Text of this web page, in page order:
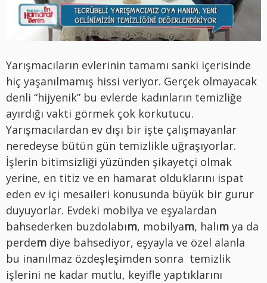
Yarışmacıların evlerinin tamamı sanki içerisinde
hiç yaşanılmamış hissi veriyor. Gerçek olmayacak
denli “hijyenik” bu evlerde kadınların temizliğe
ayırdığı vakti görmek çok korkutucu.
Yarışmacılardan ev dışı bir işte çalışmayanlar
neredeyse bütün gün temizlikle uğraşıyorlar.
İşlerin bitimsizliği yüzünden şikayetçi olmak
yerine, en titiz ve en hamarat olduklarını ispat
eden ev içi mesaileri konusunda büyük bir gurur
duyuyorlar. Evdeki mobilya ve eşyalardan
bahsederken buzdolabım, mobilyam, halım ya da
perdem diye bahsediyor, eşyayla ve özel alanla
bu inanılmaz özdeşleşimden sonra temizlik
işlerini ne kadar mutlu, keyifle yaptıklarını